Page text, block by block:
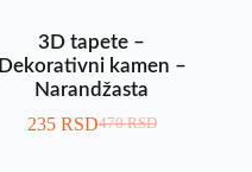
3D tapete –
Dekorativni kamen –
Narandžasta
470RSD
235 RSD